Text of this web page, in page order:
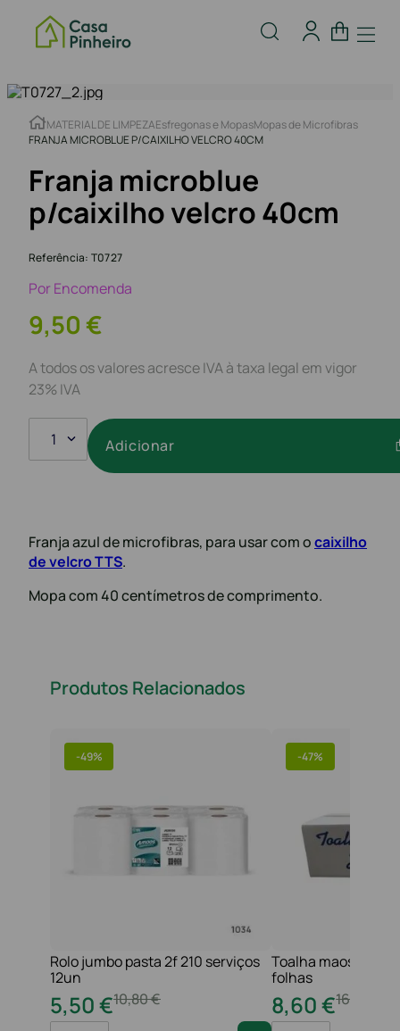
MATERIAL DE LIMPEZAEsfregonas e MopasMopas de Microfibras
FRANJA MICROBLUE P/CAIXILHO VELCRO 40CM
Franja microblue
p/caixilho velcro 40cm
Referência: T0727
Por Encomenda
9,50€
A todos os valores acresce IVA à taxa legal em vigor
23% IVA
1 Adicionar
Franja azul de microfibras, para usar com ocaixilho
de velcro TTS.
Mopa com 40 centímetros de comprimento.
Produtos Relacionados
-49%
Rolo jumbo pasta 2f 210 serviços
12un
10,80€
5,50€
-47%
Toalha maos 2f
folhas
16
8,60€